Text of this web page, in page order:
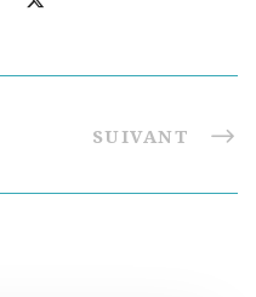
SUIVANT